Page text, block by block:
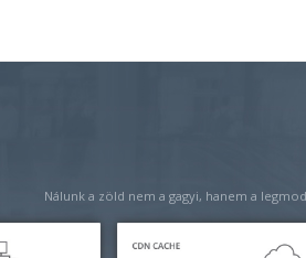
Nálunk a zöld nem a gagyi, hanem a